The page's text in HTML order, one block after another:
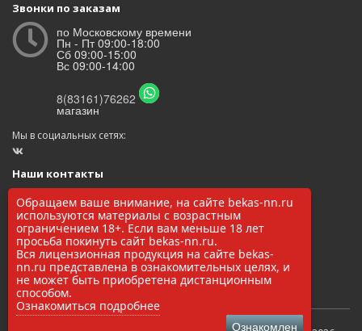
Звонки по заказам
по Московскому времени
Пн - Пт 09:00-18:00
Сб 09:00-15:00
Вс 09:00-14:00
8(83161)76262
магазин
Мы в социальных сетях:
Наши контакты
ООО «БЕКАС»
ОГРН: 1145248000017
ИНН/КПП: 5248037037 / 524801001
8(83161)76262
zakaz@bekas-nn.ru
606524, Нижегородская обл. г. Заволжье ул. Рылеева 4А
Обращаем ваше внимание, на сайте bekas-nn.ru
используются материалы с возрастным
ограничением 18+. Если вам меньше 18 лет
просьба покинуть сайт bekas-nn.ru.
Вся лицензионная продукция на сайте bekas-
nn.ru представлена в ознакомительных целях, и
не может быть приобретена дистанционным
способом.
Ознакомиться подробнее
Ознакомлен